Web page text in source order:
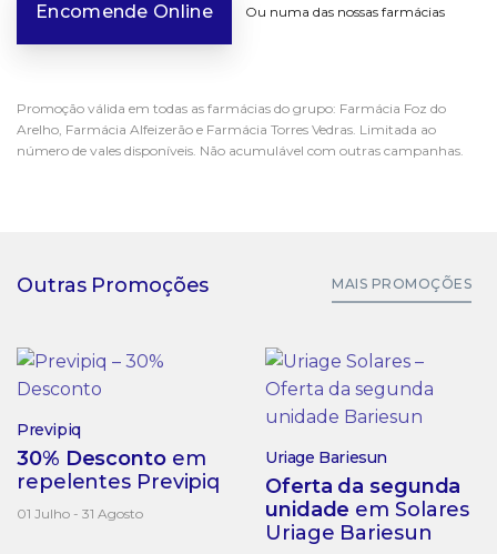
Encomende Online Ou numa das nossas farmácias
Promoção válida em todas as farmácias do grupo: Farmácia Foz do
Arelho, Farmácia Alfeizerão e Farmácia Torres Vedras. Limitada ao
número de vales disponíveis. Não acumulável com outras campanhas.
Outras Promoções MAIS PROMOÇÕES
Previpiq
30% Desconto em
repelentes Previpiq
01 Julho - 31 Agosto
Uriage Bariesun
Oferta da segunda
unidade em Solares
Uriage Bariesun